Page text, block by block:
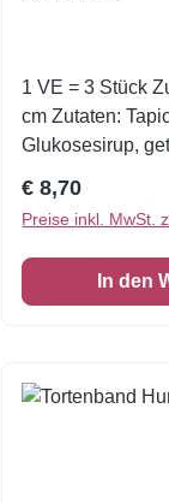
1 VE = 3 Stück
cm Zutaten:
Glukosesirup, getrockneter
Zucker, Rapsöl,
Polysorbat 80 (E433),
Aroma: Vanille;
Regulärer Preis:
€ 8,70
Preise inkl. MwSt.
In den